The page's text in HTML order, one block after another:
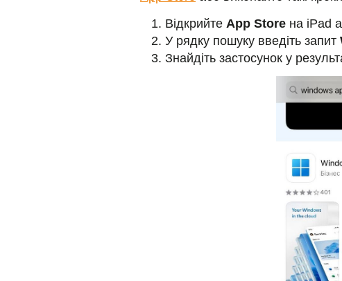
Відкрийте App Store на iPad
У рядку пошуку введіть запит
Знайдіть застосунок у